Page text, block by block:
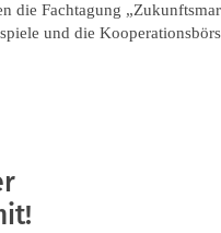
die Fachtagung
und die